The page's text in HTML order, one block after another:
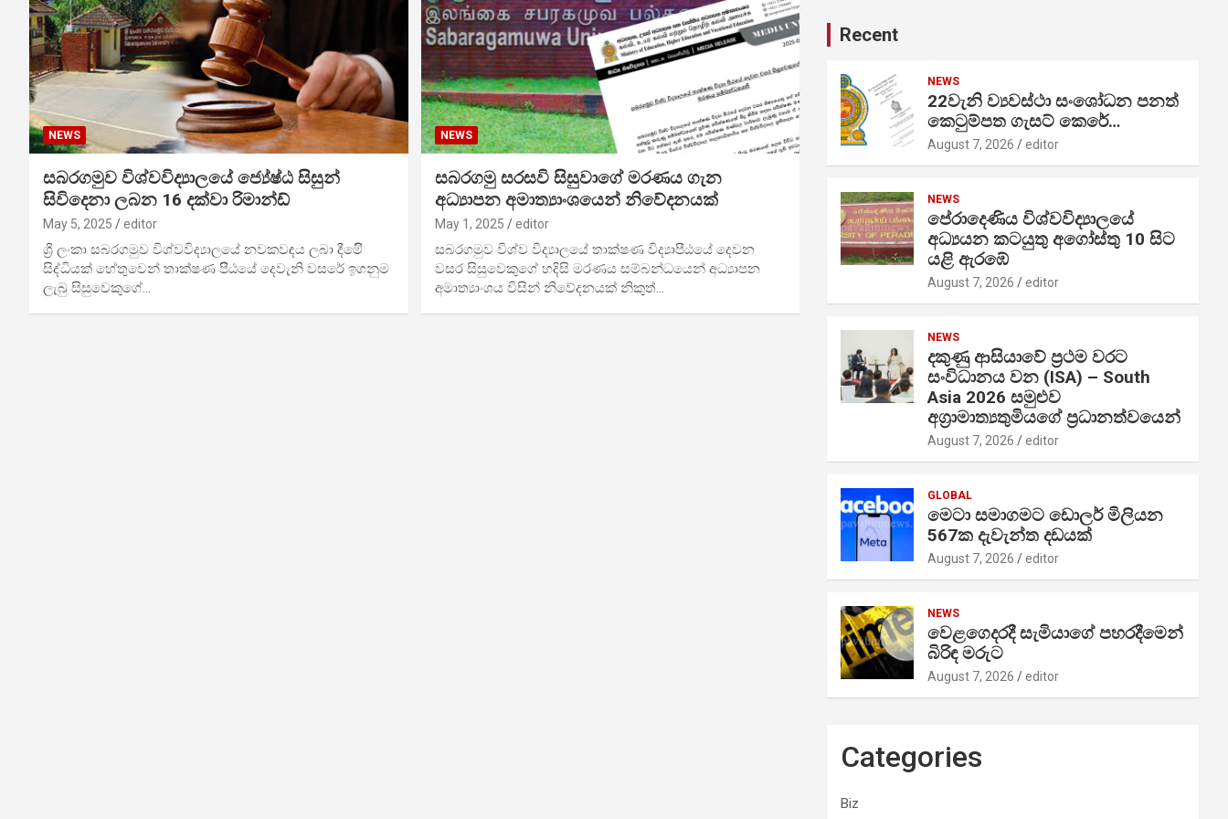
NEWS
සබරගමුව විශ්වවිද්‍යාලයේ ජ්‍යේෂ්ඨ සිසුන්
සිවිදෙනා ලබන 16 දක්වා රිමාන්ඩ්
May 5, 2025 editor
ශ්‍රී ලංකා සබරගමුව විශ්වවිද්‍යාලයේ නවකවඳය ලබා දීමෙිි
සිද්ධියක් හේතුවෙන් තාක්ෂණ පිිඨයේ දෙවැනි වසරේ ඉගනුම
ලැබු සිසුවෙකුගේ…
NEWS
සබරගමු සරසවි සිසුවාගේ මරණය ගැන
අධ්‍යාපන අමාත්‍යාංශයෙන් නිවේදනයක්
May 1, 2025 editor
සබරගමුව විශ්ව විද්‍යාලයේ තාක්ෂණ විද්‍යාපීඨයේ දෙවන
වසර සිසුවෙකුගේ හදිසි මරණය සම්බන්ධයෙන් අධ්‍යාපන
අමාත්‍යාංශය විසින් නිවේදනයක් නිකුත්…
Recent
NEWS
22වැනි ව්‍යවස්ථා සංශෝධන පනත්
කෙටුම්පත ගැසට් කෙරේ…
August 7, 2026 editor
NEWS
පේරාදෙණිය විශ්වවිද්‍යාලයේ
අධ්‍යයන කටයුතු අගෝස්තු 10 සිට
යළි ඇරඹේ
August 7, 2026 editor
NEWS
දකුණු ආසියාවේ ප්‍රථම වරට
සංවිධානය වන (ISA) – South
Asia 2026 සමුළුව
අග්‍රාමාත්‍යතුමියගේ ප්‍රධානත්වයෙන්
August 7, 2026 editor
GLOBAL
මෙටා සමාගමට ඩොලර් මිලියන
567ක දැවැන්ත දඩයක්
August 7, 2026 editor
NEWS
වෙළගෙදරදී සැමියාගේ පහරදීමෙන්
බිරිඳ මරුට
August 7, 2026 editor
Categories
Biz